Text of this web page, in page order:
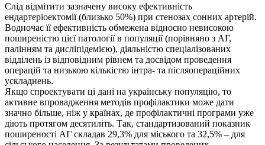
Слід відмітити зазначену високу ефективність
ендартеріоектомії (близько 50%) при стенозах сонних артерій.
Водночас її ефективність обмежена відносно невисокою
поширеністю цієї патології в популяції (порівняно з АГ,
палінням та дисліпідемією), діяльністю спеціалізованих
відділень із відповідним рівнем та досвідом проведення
операцій та низькою кількістю інтра- та післяопераційних
ускладнень.
Якщо спроектувати ці дані на українську популяцію, то
активне впровадження методів профілактики може дати
значно більше, ніж у країнах, де профілактичні програми уже
діють протягом десятиліть. Так, стандартизований показник
поширеності АГ складав 29,3% для міського та 32,5% – для